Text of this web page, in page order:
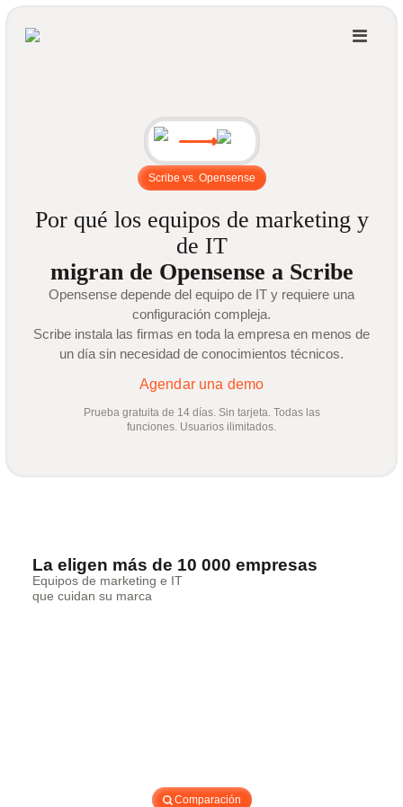
Scribe vs. Opensense
Por qué los equipos de marketing y
de IT
migran de Opensense a Scribe
Opensense depende del equipo de IT y requiere una
configuración compleja.
Scribe instala las firmas en toda la empresa en menos de
un día sin necesidad de conocimientos técnicos.
Agendar una demo
Prueba gratuita de 14 días. Sin tarjeta. Todas las
funciones. Usuarios ilimitados.
La eligen más de 10 000 empresas
Equipos de marketing e IT
que cuidan su marca
Comparación